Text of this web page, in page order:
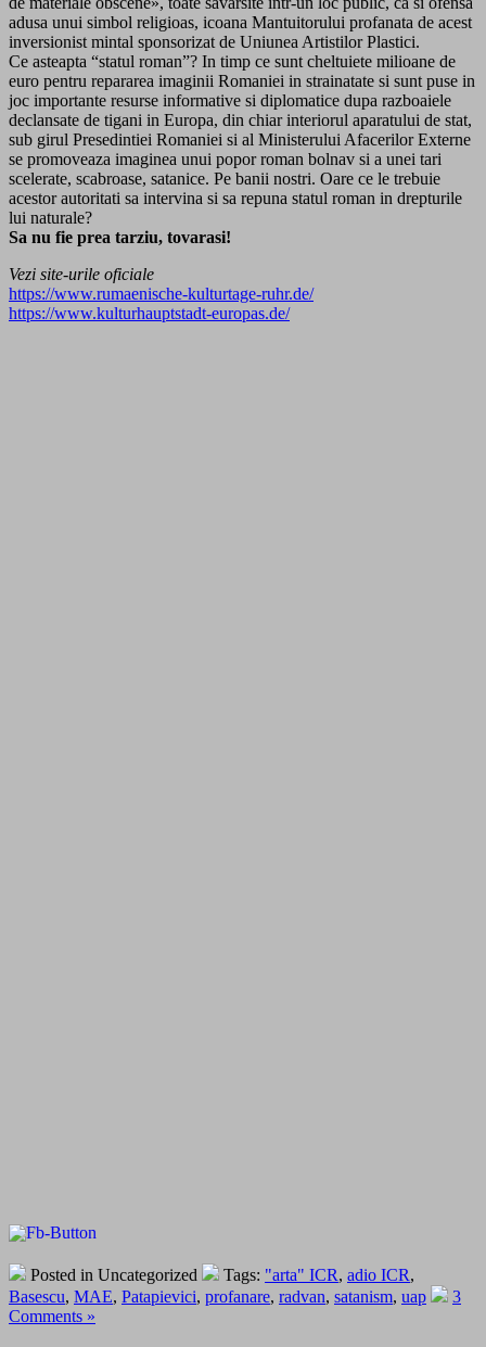
adusa unui simbol religioas, icoana Mantuitorului profanata de acest
inversionist mintal sponsorizat de Uniunea Artistilor Plastici.
Ce asteapta “statul roman”? In timp ce sunt cheltuiete milioane de
euro pentru repararea imaginii Romaniei in strainatate si sunt puse in
joc importante resurse informative si diplomatice dupa razboaiele
declansate de tigani in Europa, din chiar interiorul aparatului de stat,
sub girul Presedintiei Romaniei si al Ministerului Afacerilor Externe
se promoveaza imaginea unui popor roman bolnav si a unei tari
scelerate, scabroase, satanice. Pe banii nostri. Oare ce le trebuie
acestor autoritati sa intervina si sa repuna statul roman in drepturile
lui naturale?
Sa nu fie prea tarziu, tovarasi!
Vezi site-urile oficiale
https://www.rumaenische-kulturtage-ruhr.de/
https://www.kulturhauptstadt-europas.de/
Posted in Uncategorized Tags: "arta" ICR, adio ICR,
Basescu, MAE, Patapievici, profanare, radvan, satanism, uap
3
Comments »